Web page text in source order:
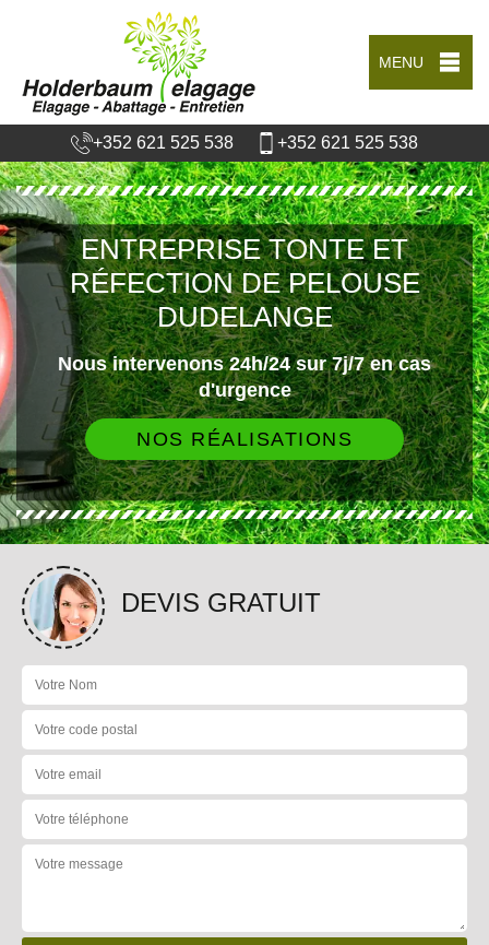
MENU
+352 621 525 538 +352 621 525 538
ENTREPRISE TONTE ET
RÉFECTION DE PELOUSE
DUDELANGE
Nous intervenons 24h/24 sur 7j/7 en cas
d'urgence
NOS RÉALISATIONS
DEVIS GRATUIT